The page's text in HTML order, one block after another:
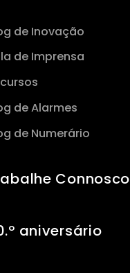
de Inovação
de Imprensa
de Alarmes
de Numerário
Connosco
aniversário